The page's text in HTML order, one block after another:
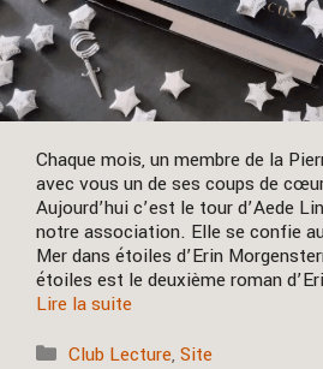
Chaque mois, un membre de la
avec vous un de ses coups de
Aujourd’hui c’est le tour d’Aede
notre association. Elle se confie
Mer dans étoiles d’Erin
étoiles est le deuxième roman
Lire la suite
Catégories
Club Lecture,Site